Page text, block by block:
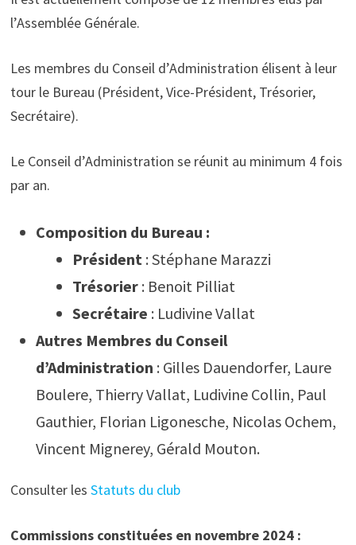
l’Assemblée Générale.
Les membres du Conseil d’Administration élisent à leur
tour le Bureau (Président, Vice-Président, Trésorier,
Secrétaire).
Le Conseil d’Administration se réunit au minimum 4 fois
par an.
Composition du Bureau :
Président : Stéphane Marazzi
Trésorier : Benoit Pilliat
Secrétaire : Ludivine Vallat
Autres Membres du Conseil
d’Administration : Gilles Dauendorfer, Laure
Boulere, Thierry Vallat, Ludivine Collin, Paul
Gauthier, Florian Ligonesche, Nicolas Ochem,
Vincent Mignerey, Gérald Mouton.
Consulter les Statuts du club
Commissions constituées en novembre 2024 :